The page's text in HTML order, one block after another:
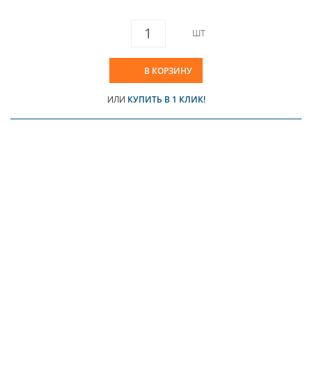
ШТ
В КОРЗИНУ
ИЛИ КУПИТЬ В 1 КЛИК!